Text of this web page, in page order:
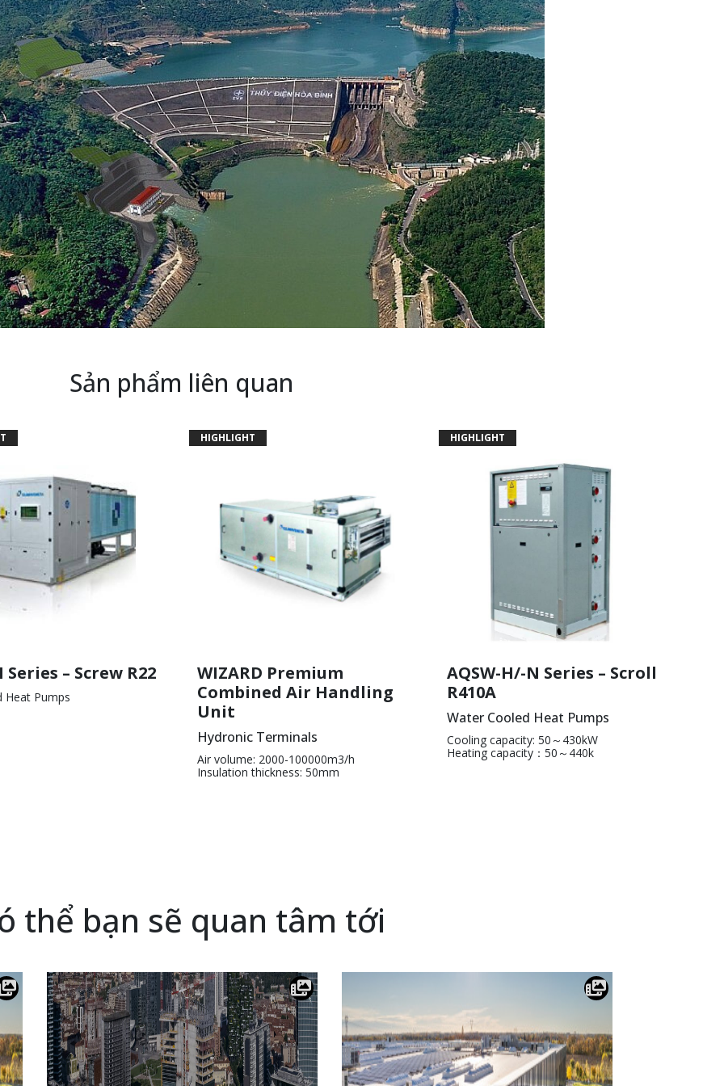
Sản phẩm liên quan
Series – Screw R22
Heat Pumps
HIGHLIGHT
WIZARD Premium
Combined Air Handling
Unit
Hydronic Terminals
Air volume: 2000-100000m3/h
Insulation thickness: 50mm
HIGHLIGHT
AQSW-H/-N Series – Scroll
R410A
Water Cooled Heat Pumps
Cooling capacity: 50～430kW
Heating capacity：50～440k
thể bạn sẽ quan tâm tới